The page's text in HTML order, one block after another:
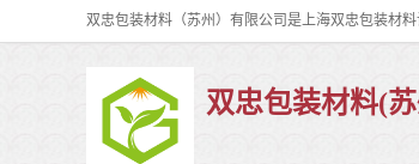
双忠包装材料(